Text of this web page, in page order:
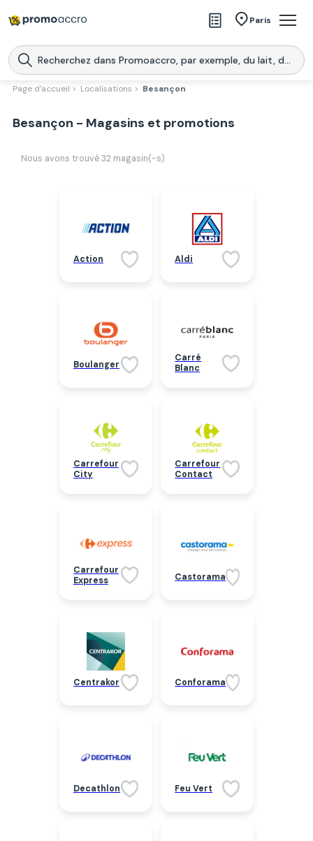
Paris
Magasins
Produits
Promoaccro
l'application
Page d'accueil > Localisations > Besançon
Besançon - Magasins et promotions
Nous avons trouvé 32 magasin(-s)
Action Aldi
Boulanger
Carré
Blanc
Carrefour
City
Carrefour
Contact
Carrefour
Express
Castorama
Centrakor Conforama
Decathlon Feu Vert